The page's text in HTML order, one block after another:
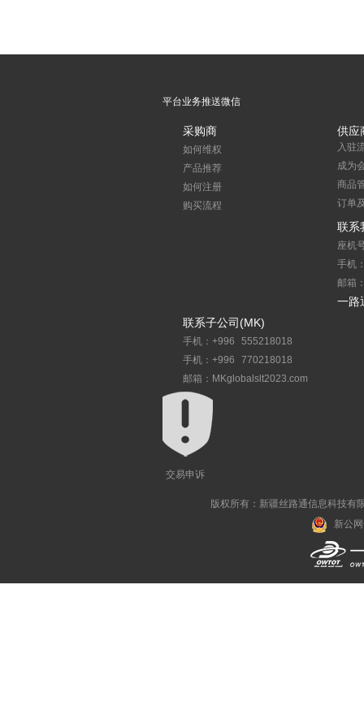
平台业务推送微信
采购商
如何维权
产品推荐
如何注册
购买流程
供应
入驻
成为
商品
订单
联系
座机
手机
邮箱
一路
联系子公司(MK)
手机：+996 555218018
手机：+996 770218018
邮箱：MKglobalslt2023.com
交易申诉
版权所有：新疆丝路通信息科技
新公